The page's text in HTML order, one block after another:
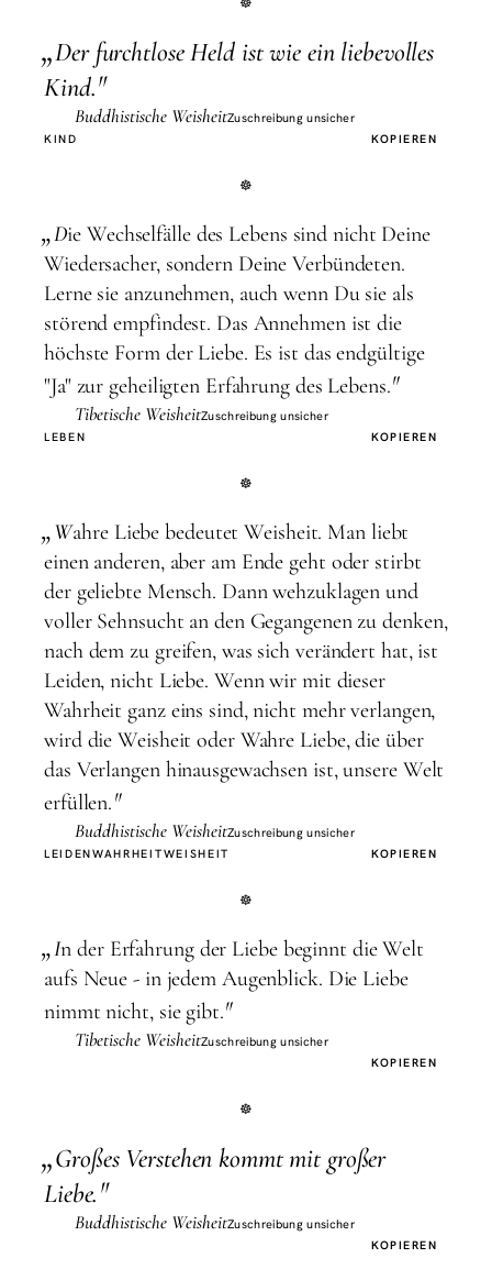
„Der furchtlose Held ist wie ein liebevolles
Kind."
Buddhistische WeisheitZuschreibung unsicher
KIND
KOPIEREN
„Die Wechselfälle des Lebens sind nicht Deine
Wiedersacher, sondern Deine Verbündeten.
Lerne sie anzunehmen, auch wenn Du sie als
störend empfindest. Das Annehmen ist die
höchste Form der Liebe. Es ist das endgültige
"Ja" zur geheiligten Erfahrung des Lebens."
Tibetische WeisheitZuschreibung unsicher
LEBEN
KOPIEREN
„Wahre Liebe bedeutet Weisheit. Man liebt
einen anderen, aber am Ende geht oder stirbt
der geliebte Mensch. Dann wehzuklagen und
voller Sehnsucht an den Gegangenen zu denken,
nach dem zu greifen, was sich verändert hat, ist
Leiden, nicht Liebe. Wenn wir mit dieser
Wahrheit ganz eins sind, nicht mehr verlangen,
wird die Weisheit oder Wahre Liebe, die über
das Verlangen hinausgewachsen ist, unsere Welt
erfüllen."
Buddhistische WeisheitZuschreibung unsicher
LEIDENWAHRHEITWEISHEIT KOPIEREN
„In der Erfahrung der Liebe beginnt die Welt
aufs Neue - in jedem Augenblick. Die Liebe
nimmt nicht, sie gibt."
Tibetische WeisheitZuschreibung unsicher
KOPIEREN
„Großes Verstehen kommt mit großer
Liebe."
Buddhistische WeisheitZuschreibung unsicher
KOPIEREN